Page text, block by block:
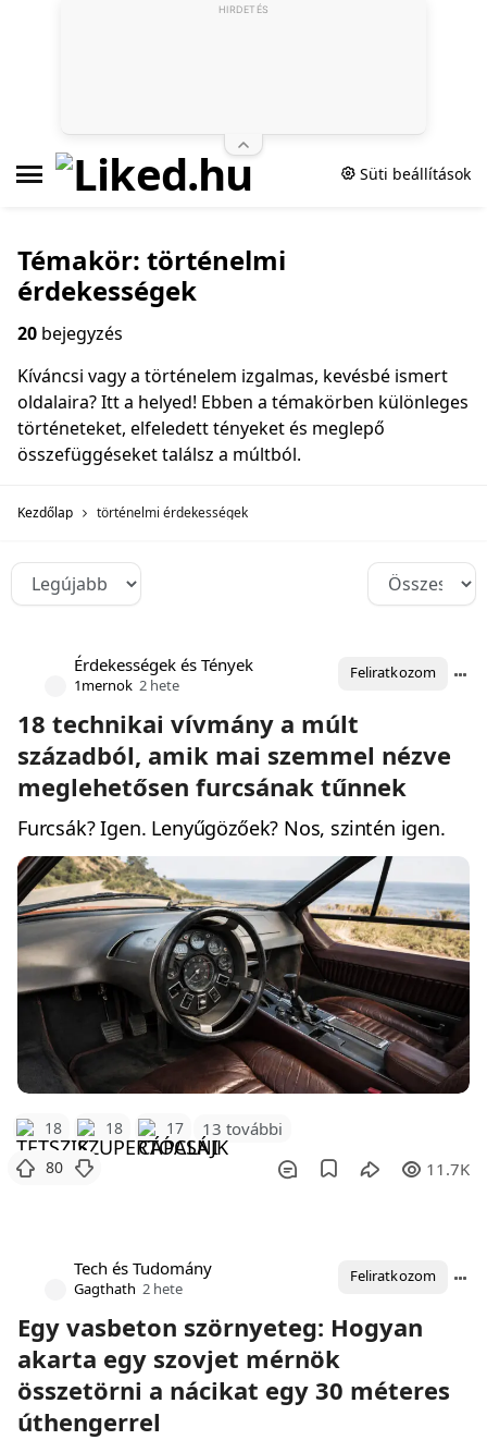
Süti beállítások
Témakör: történelmi
érdekességek
20 bejegyzés
Kíváncsi vagy a történelem izgalmas, kevésbé ismert
oldalaira? Itt a helyed! Ebben a témakörben különleges
történeteket, elfeledett tényeket és meglepő
összefüggéseket találsz a múltból.
Kezdőlap történelmi érdekességek
Érdekességek és Tények
1mernok 2 hete
Feliratkozom
18 technikai vívmány a múlt
századból, amik mai szemmel nézve
meglehetősen furcsának tűnnek
Furcsák? Igen. Lenyűgözőek? Nos, szintén igen.
18 18 17 13 további
80 11.7K
Tech és Tudomány
Gagthath 2 hete
Feliratkozom
Egy vasbeton szörnyeteg: Hogyan
akarta egy szovjet mérnök
összetörni a nácikat egy 30 méteres
úthengerrel
HIRDETÉS